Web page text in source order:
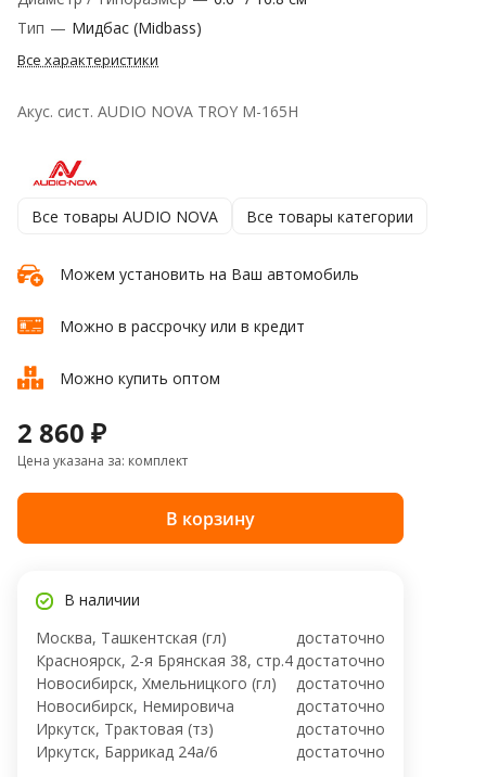
Тип — Мидбас (Midbass)
Все характеристики
Акус. сист. AUDIO NOVA TROY M-165H
Все товары AUDIO NOVA Все товары категории
Можем установить на Ваш автомобиль
Можно в рассрочку или в кредит
Можно купить оптом
2 860 ₽
Цена указана за: комплект
В корзину
В наличии
Москва, Ташкентская (гл)
достаточно
Красноярск, 2-я Брянская 38, стр.4достаточно
Новосибирск, Хмельницкого (гл)
достаточно
Новосибирск, ​Немировича
достаточно
Иркутск, Трактовая (тз)
достаточно
Иркутск, ​Баррикад 24а/6
достаточно